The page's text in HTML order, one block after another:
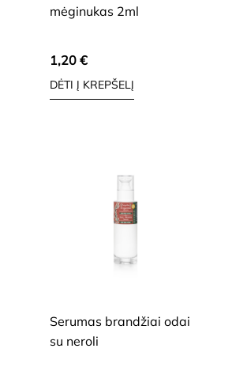
mėginukas 2ml
1,20€
DĖTI Į KREPŠELĮ
Serumas brandžiai odai
su neroli